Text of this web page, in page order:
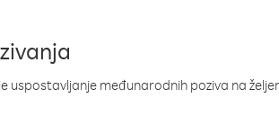
uspostavljanje međunarodnih poziva na